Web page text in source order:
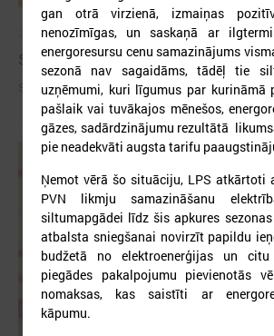
2026. gada 09. jūlijs
Sumināti Latvijas labākie tirgotāji
Sumināti Latvijas labākie tirgotāji
gan otrā virzienā, izmaiņas
nenozīmīgas, un saskaņā ar
energoresursu cenu samazinājums
sezonā nav sagaidāms, tādēļ tie
uzņēmumi, kuri līgumus par kurināmā
pašlaik vai tuvākajos mēnešos,
gāzes, sadārdzinājumu rezultātā
pie neadekvāti augsta tarifu
Ņemot vērā šo situāciju, LPS atkārtoti
PVN likmju samazināšanu
siltumapgādei līdz šis apkures
atbalsta sniegšanai novirzīt papildu
budžetā no elektroenerģijas un citu
piegādes pakalpojumu pievienotās
nomaksas, kas saistīti ar
kāpumu.